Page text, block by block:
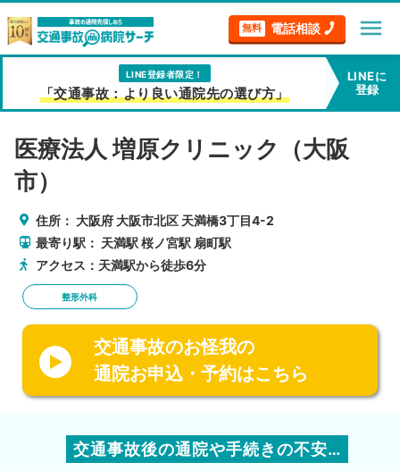
無料 電話相談 menu
LINE登録者限定！
「交通事故：より良い通院先の選び方」
LINEに
登録
医療法人 増原クリニック（大阪
市）
住所： 大阪府 大阪市北区 天満橋3丁目4-2
最寄り駅： 天満駅 桜ノ宮駅 扇町駅
アクセス：天満駅から徒歩6分
整形外科
交通事故のお怪我の
通院お申込・予約はこちら
交通事故後の通院や手続きの不安…